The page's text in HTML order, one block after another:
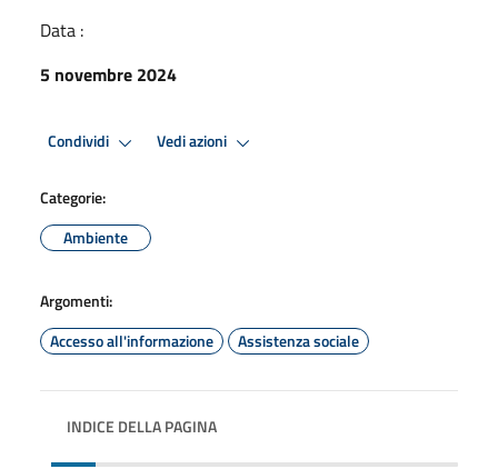
Data :
5 novembre 2024
Condividi Vedi azioni
Categorie:
Ambiente
Argomenti:
Accesso all'informazione
Assistenza sociale
INDICE DELLA PAGINA